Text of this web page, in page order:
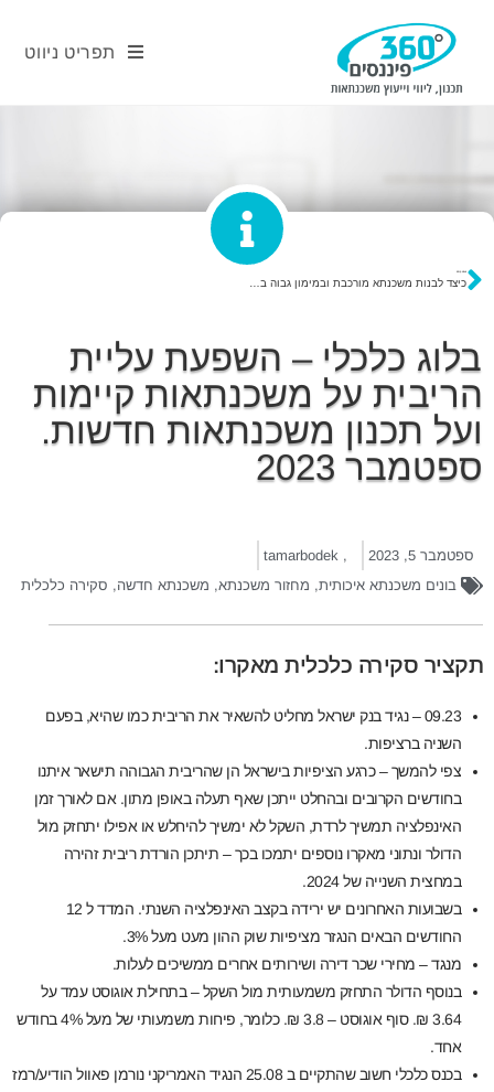
תפריט ניווט
בלוג כלכלי – השפעת עליית
הריבית על משכנתאות קיימות
ועל תכנון משכנתאות חדשות.
ספטמבר 2023
ספטמבר 5, 2023 ,
בונים משכנתא איכותית, מחזור משכנתא, משכנתא חדשה, סקירה כלכלית
תקציר סקירה כלכלית מאקרו:
09.23 – נגיד בנק ישראל מחליט להשאיר את הריבית כמו שהיא, בפעם
השניה ברציפות.
צפי להמשך – כרגע הציפיות בישראל הן שהריבית הגבוהה תישאר איתנו
בחודשים הקרובים ובהחלט ייתכן שאף תעלה באופן מתון. אם לאורך זמן
האינפלציה תמשיך לרדת, השקל לא ימשיך להיחלש או אפילו יתחזק מול
הדולר ונתוני מאקרו נוספים יתמכו בכך – תיתכן הורדת ריבית זהירה
במחצית השנייה של 2024.
בשבועות האחרונים יש ירידה בקצב האינפלציה השנתי. המדד ל 12
החודשים הבאים הנגזר מציפיות שוק ההון מעט מעל 3%.
מנגד – מחירי שכר דירה ושירותים אחרים ממשיכים לעלות.
בנוסף הדולר התחזק משמעותית מול השקל – בתחילת אוגוסט עמד על
3.64 ₪. סוף אוגוסט – 3.8 ₪. כלומר, פיחות משמעותי של מעל 4% בחודש
אחד.
בכנס כלכלי חשוב שהתקיים ב 25.08 הנגיד האמריקני נורמן פאוול הודיע/רמז